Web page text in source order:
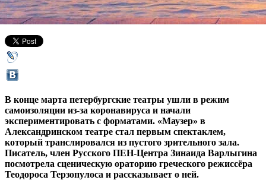
18 апреля 2020,17:40 Версия для печати
В конце марта петербургские театры ушли в режим
самоизоляции из-за коронавируса и начали
экспериментировать с форматами. «Маузер» в
Александринском театре стал первым спектаклем,
который транслировался из пустого зрительного зала.
Писатель, член Русского ПЕН-Центра Зинаида Варлыгина
посмотрела сценическую ораторию греческого режиссёра
Теодороса Терзопулоса и рассказывает о ней.